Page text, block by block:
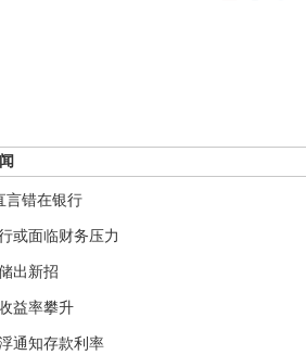
言错在银行
或面临财务压力
出新招
益率攀升
通知存款利率